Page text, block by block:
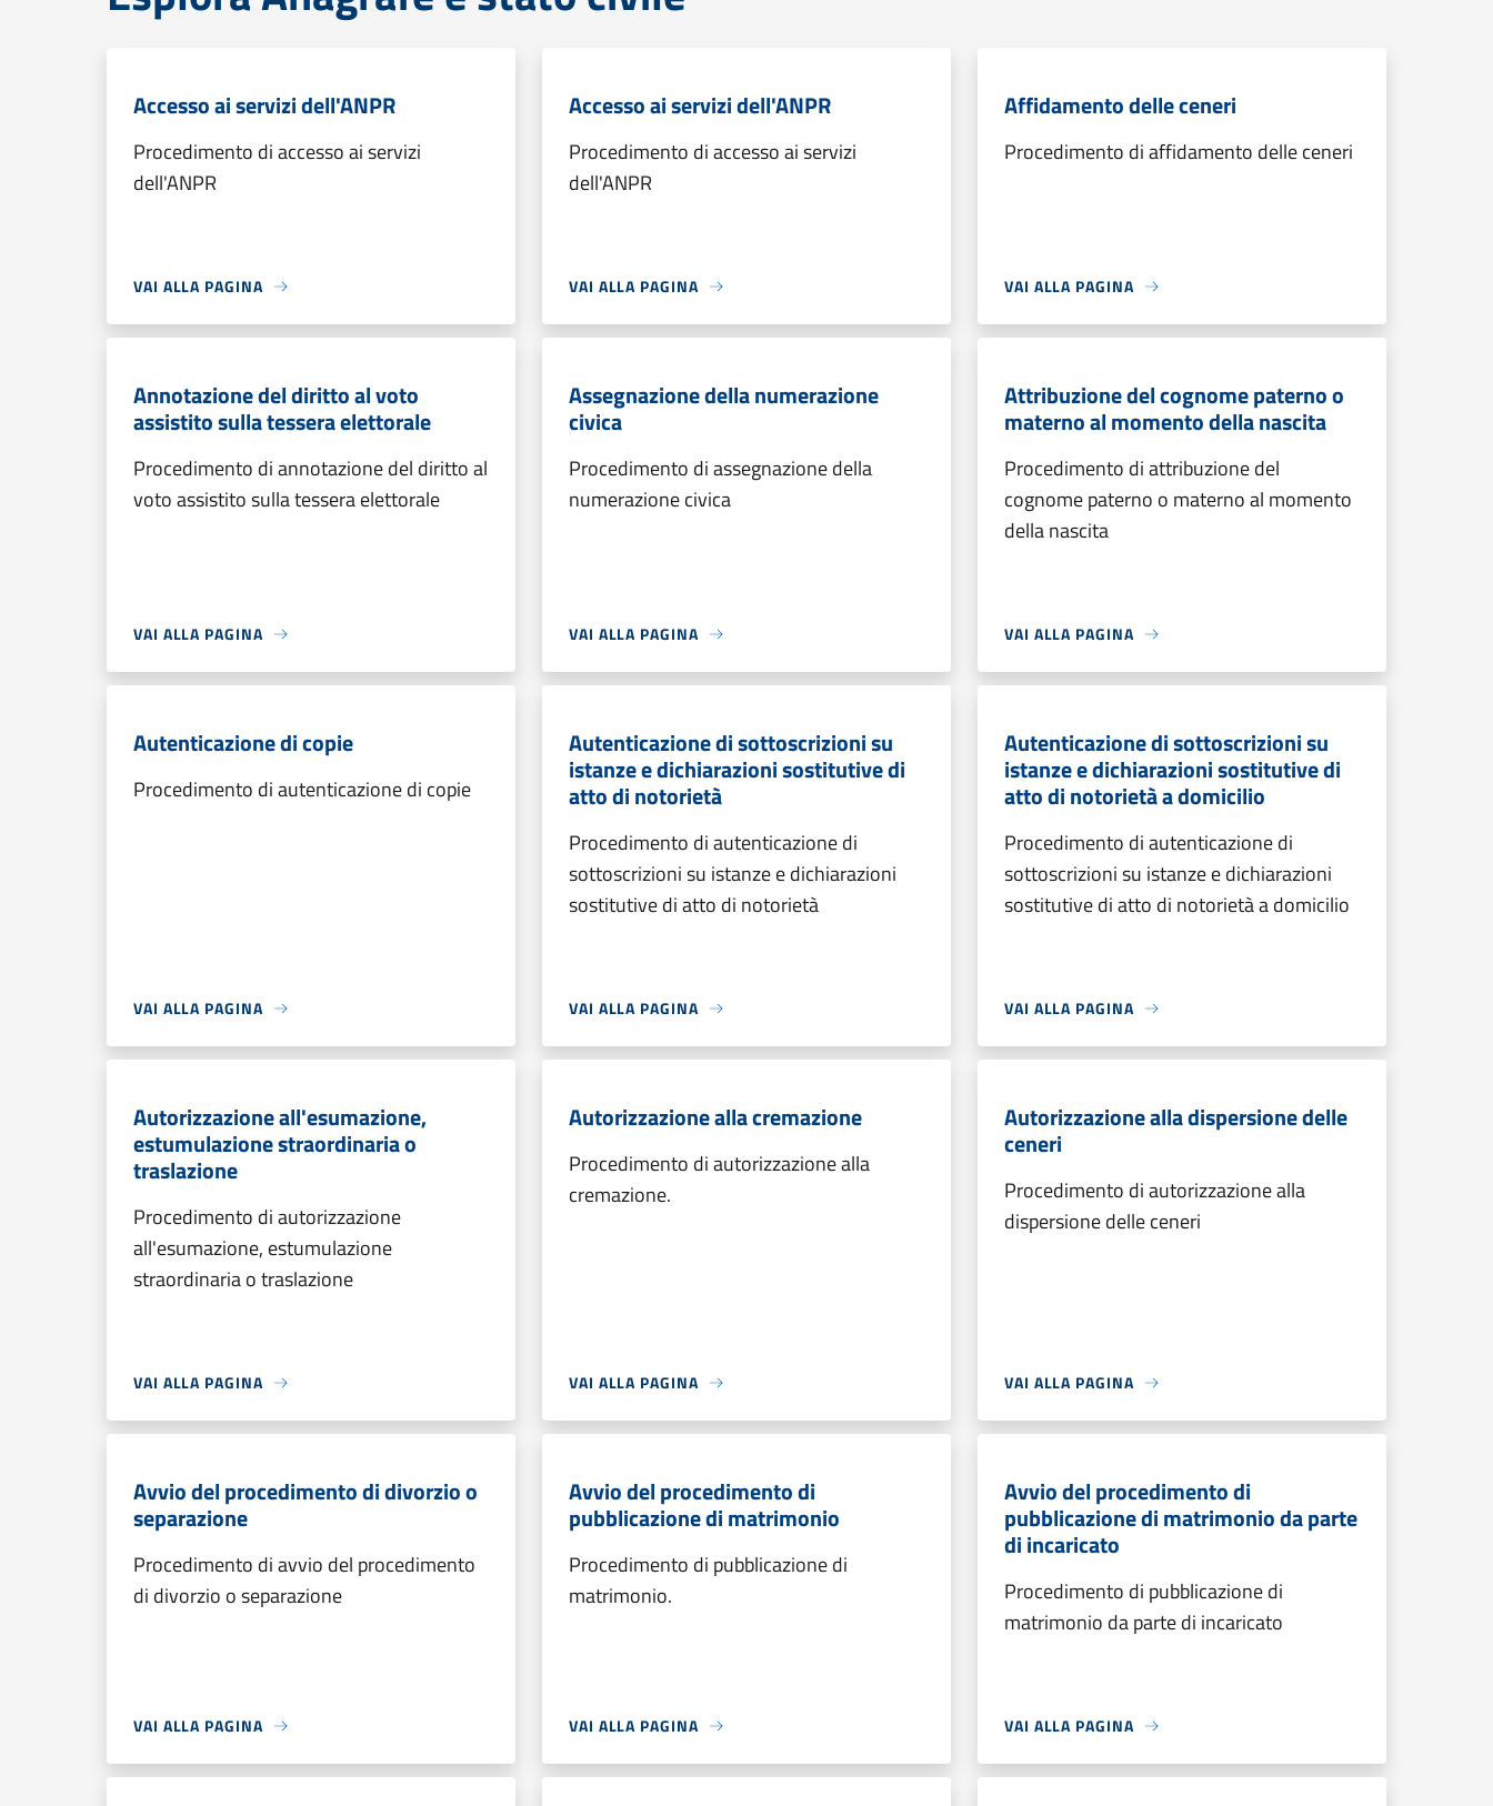
Accesso ai servizi dell'ANPR
Procedimento di accesso ai servizi
dell'ANPR
VAI ALLA PAGINA
Accesso ai servizi dell'ANPR
Procedimento di accesso ai servizi
dell'ANPR
VAI ALLA PAGINA
Affidamento delle ceneri
Procedimento di affidamento delle ceneri
VAI ALLA PAGINA
Annotazione del diritto al voto
assistito sulla tessera elettorale
Procedimento di annotazione del diritto al
voto assistito sulla tessera elettorale
VAI ALLA PAGINA
Assegnazione della numerazione
civica
Procedimento di assegnazione della
numerazione civica
VAI ALLA PAGINA
Attribuzione del cognome paterno o
materno al momento della nascita
Procedimento di attribuzione del
cognome paterno o materno al momento
della nascita
VAI ALLA PAGINA
Autenticazione di copie
Procedimento di autenticazione di copie
VAI ALLA PAGINA
Autenticazione di sottoscrizioni su
istanze e dichiarazioni sostitutive di
atto di notorietà
Procedimento di autenticazione di
sottoscrizioni su istanze e dichiarazioni
sostitutive di atto di notorietà
VAI ALLA PAGINA
Autenticazione di sottoscrizioni su
istanze e dichiarazioni sostitutive di
atto di notorietà a domicilio
Procedimento di autenticazione di
sottoscrizioni su istanze e dichiarazioni
sostitutive di atto di notorietà a domicilio
VAI ALLA PAGINA
Autorizzazione all'esumazione,
estumulazione straordinaria o
traslazione
Procedimento di autorizzazione
all'esumazione, estumulazione
straordinaria o traslazione
VAI ALLA PAGINA
Autorizzazione alla cremazione
Procedimento di autorizzazione alla
cremazione.
VAI ALLA PAGINA
Autorizzazione alla dispersione delle
ceneri
Procedimento di autorizzazione alla
dispersione delle ceneri
VAI ALLA PAGINA
Avvio del procedimento di divorzio o
separazione
Procedimento di avvio del procedimento
di divorzio o separazione
VAI ALLA PAGINA
Avvio del procedimento di
pubblicazione di matrimonio
Procedimento di pubblicazione di
matrimonio.
VAI ALLA PAGINA
Avvio del procedimento di
pubblicazione di matrimonio da parte
di incaricato
Procedimento di pubblicazione di
matrimonio da parte di incaricato
VAI ALLA PAGINA